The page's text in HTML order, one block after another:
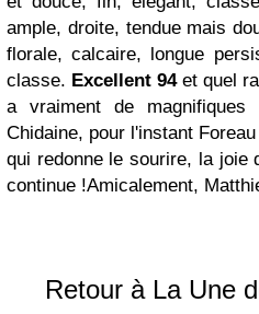
ample, droite, tendue mais
florale, calcaire, longue
classe. Excellent 94et quel
a vraiment de magnifiques
Chidaine, pour l'instant
qui redonne le sourire, la joie
continue !Amicalement,
Retour à La Une